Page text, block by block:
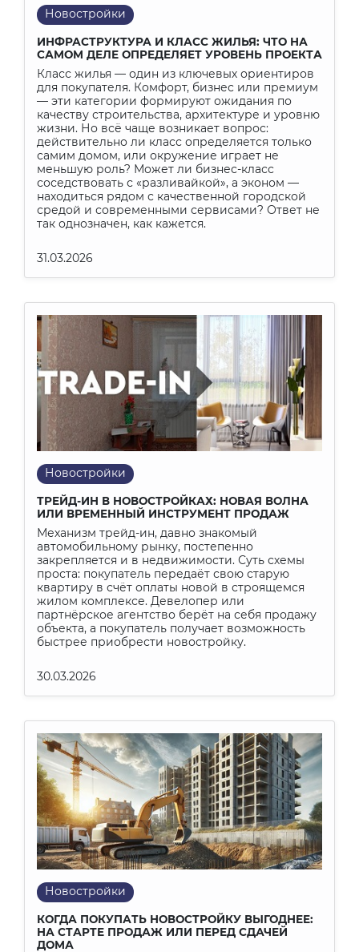
Новостройки
ИНФРАСТРУКТУРА И КЛАСС ЖИЛЬЯ: ЧТО НА
САМОМ ДЕЛЕ ОПРЕДЕЛЯЕТ УРОВЕНЬ ПРОЕКТА
Класс жилья — один из ключевых ориентиров
для покупателя. Комфорт, бизнес или премиум
— эти категории формируют ожидания по
качеству строительства, архитектуре и уровню
жизни. Но всё чаще возникает вопрос:
действительно ли класс определяется только
самим домом, или окружение играет не
меньшую роль? Может ли бизнес-класс
соседствовать с «разливайкой», а эконом —
находиться рядом с качественной городской
средой и современными сервисами? Ответ не
так однозначен, как кажется.
31.03.2026
Новостройки
ТРЕЙД-ИН В НОВОСТРОЙКАХ: НОВАЯ ВОЛНА
ИЛИ ВРЕМЕННЫЙ ИНСТРУМЕНТ ПРОДАЖ
Механизм трейд-ин, давно знакомый
автомобильному рынку, постепенно
закрепляется и в недвижимости. Суть схемы
проста: покупатель передаёт свою старую
квартиру в счёт оплаты новой в строящемся
жилом комплексе. Девелопер или
партнёрское агентство берёт на себя продажу
объекта, а покупатель получает возможность
быстрее приобрести новостройку.
30.03.2026
Новостройки
КОГДА ПОКУПАТЬ НОВОСТРОЙКУ ВЫГОДНЕЕ:
НА СТАРТЕ ПРОДАЖ ИЛИ ПЕРЕД СДАЧЕЙ
ДОМА